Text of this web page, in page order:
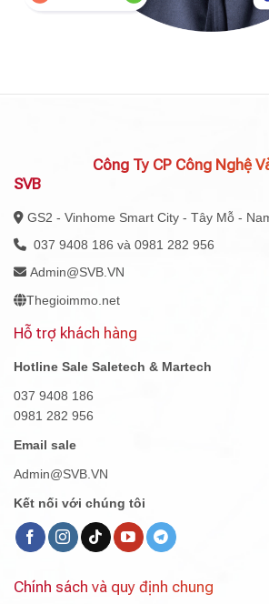
Công Ty CP Công Nghệ
SVB
GS2 - Vinhome Smart City - Tây Mỗ -
037 9408 186 và 0981 282 956
Admin@SVB.VN
Thegioimmo.net
Hỗ trợ khách hàng
Hotline Sale Saletech & Martech
037 9408 186
0981 282 956
Email sale
Admin@SVB.VN
Kết nối với chúng tôi
Chính sách và quy định chung